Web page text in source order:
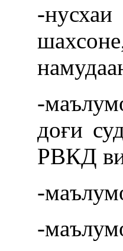
-
-
доғи
РВКД
-
-